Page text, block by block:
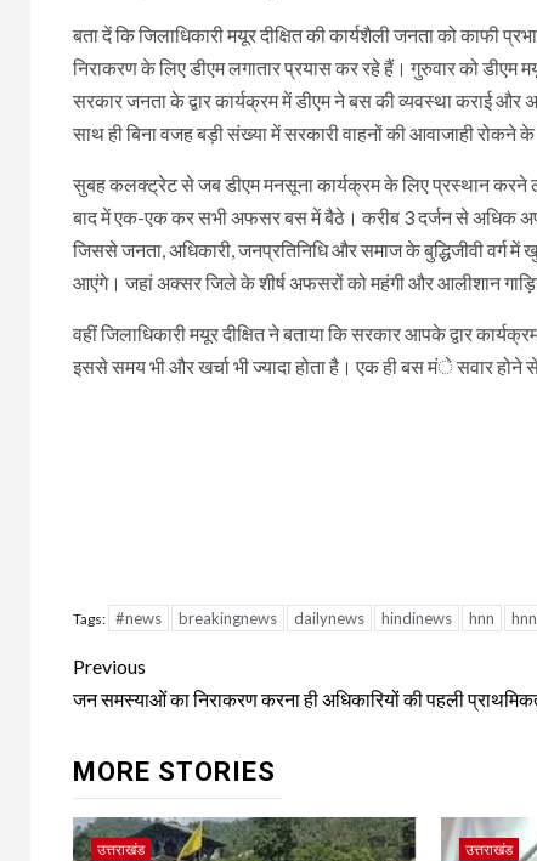
बता दें कि जिलाधिकारी मयूर दीक्षित की कार्यशैली जनता को काफी
निराकरण के लिए डीएम लगातार प्रयास कर रहे हैं। गुरुवार को डीएम
सरकार जनता के द्वार कार्यक्रम में डीएम ने बस की व्यवस्था कराई
साथ ही बिना वजह बड़ी संख्या में सरकारी वाहनों की आवाजाही रोकने
सुबह कलक्ट्रेट से जब डीएम मनसूना कार्यक्रम के लिए प्रस्थान करने
बाद में एक-एक कर सभी अफसर बस में बैठे। करीब 3 दर्जन से अधिक
जिससे जनता, अधिकारी, जनप्रतिनिधि और समाज के बुद्धिजीवी वर्ग
आएंगे। जहां अक्सर जिले के शीर्ष अफसरों को महंगी और आलीशान
वहीं जिलाधिकारी मयूर दीक्षित ने बताया कि सरकार आपके द्वार
इससे समय भी और खर्चा भी ज्यादा होता है। एक ही बस मंे सवार होने
Tags: #news breakingnews dailynews hindinews hnn
Continue
Reading
Previous
जन समस्याओं का निराकरण करना ही अधिकारियों की पहली
MORE STORIES
उत्तराखंड उत्तराखंड